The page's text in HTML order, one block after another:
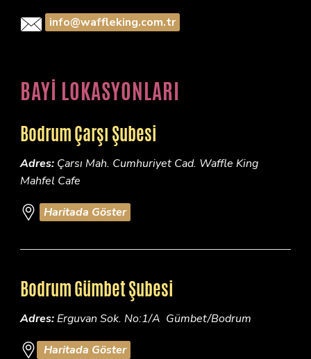
info@waffleking.com.tr
BAYİ LOKASYONLARI
Bodrum Çarşı Şubesi
Adres: Çarsı Mah. Cumhuriyet Cad. Waffle King
Mahfel Cafe
Haritada Göster
Bodrum Gümbet Şubesi
Adres:Erguvan Sok. No:1/A Gümbet/Bodrum
Haritada Göster